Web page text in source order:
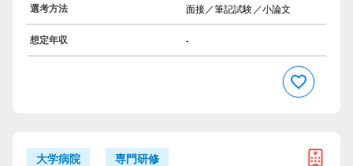
選考方法 面接／筆記試験／小論文
想定年収 -
大学病院 専門研修